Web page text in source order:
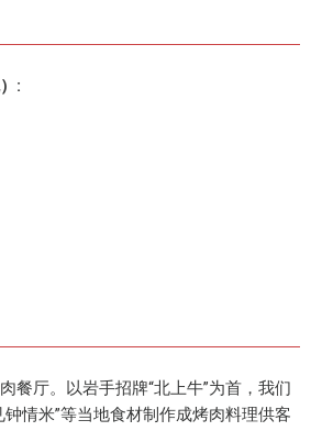
:
餐厅。以岩手招牌“北上牛”为首，我们
情米”等当地食材制作成烤肉料理供客